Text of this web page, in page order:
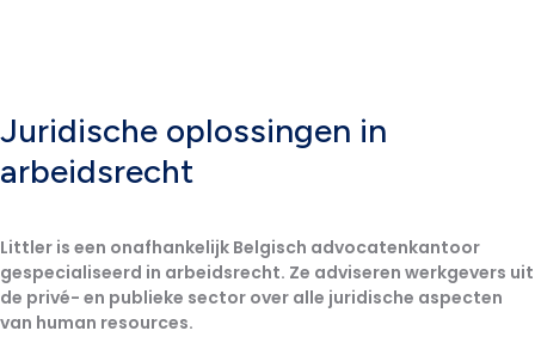
Juridische oplossingen in
arbeidsrecht
Littler is een onafhankelijk Belgisch advocatenkantoor
gespecialiseerd in arbeidsrecht. Ze adviseren werkgevers uit
de privé- en publieke sector over alle juridische aspecten
van human resources.